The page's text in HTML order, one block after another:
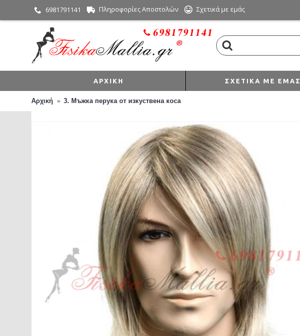
6981791141 Πληροφορίες Αποστολών Σχετικά με εμάς
ΑΡΧΙΚΉ ΣΧΕΤΙΚΆ ΜΕ ΕΜΆΣ
Αρχική 3. Мъжка перука от изкуствена коса